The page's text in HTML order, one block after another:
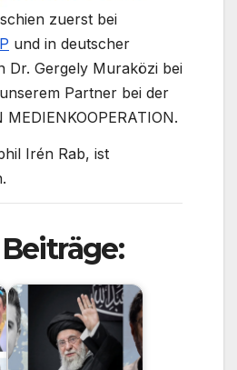
zuerst bei
und in deutscher
Dr. Gergely Muraközi bei
Partner bei der
MEDIENKOOPERATION.
Irén Rab, ist